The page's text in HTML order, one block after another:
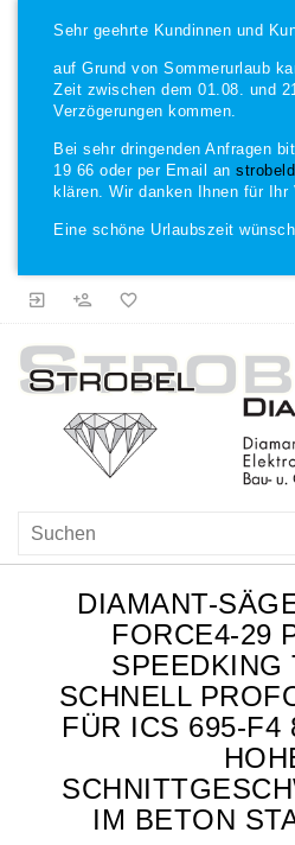
Sehr geehrte Kundinnen und
auf Grund von Sommerurlaub
Zeit zwischen dem 01.08. und
Verzögerungen kommen.
Bei sehr dringenden Anfragen
19 66 oder per Email an
klären. Wir danken Ihnen für Ihr
Eine schöne Urlaubszeit
DIAMANT-
FORCE4-29
SPEEDKING
SCHNELL
FÜR ICS 695-F4
IM BETON